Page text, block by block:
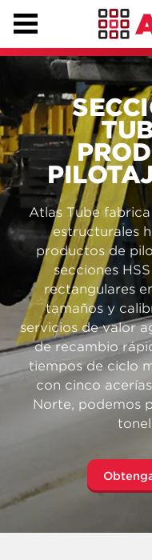
Atlas Tube
estructurales
productos de
secciones
rectangulares
tamaños y
servicios de valor
de recambio
tiempos de ciclo
con cinco
Norte, podemos